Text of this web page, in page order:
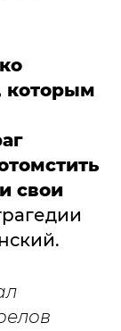
которым
свои